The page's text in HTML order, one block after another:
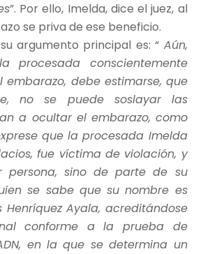
”. Por ello, Imelda, dice el juez, al
se priva de ese beneficio.
argumento principal es: “ Aún,
procesada conscientemente
debe estimarse, que
no se puede soslayar las
a ocultar el embarazo, como
que la procesada Imelda
fue víctima de violación, y
persona, sino de parte de su
se sabe que su nombre es
Henríquez Ayala, acreditándose
conforme a la prueba de
en la que se determina un